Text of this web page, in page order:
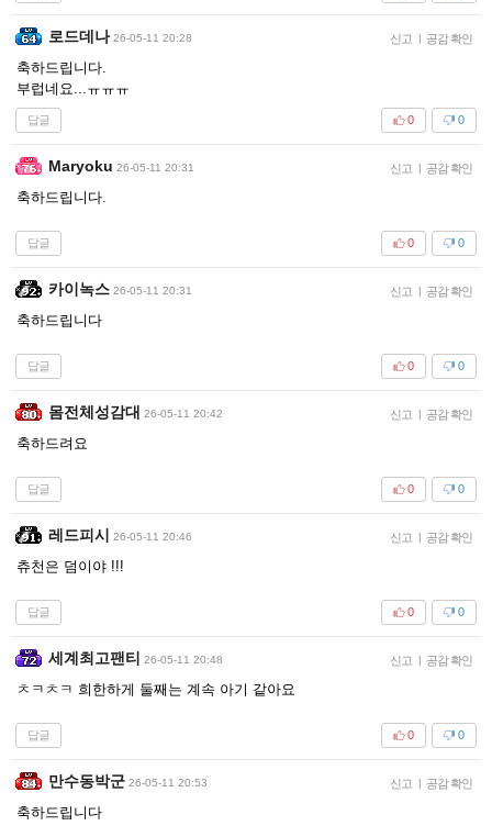
로드데나 26-05-11 20:28 신고 | 공감 확인
축하드립니다.
부럽네요...ㅠㅠㅠ
답글 0
0
Maryoku 26-05-11 20:31 신고 | 공감 확인
축하드립니다.
답글 0
0
카이녹스 26-05-11 20:31 신고 | 공감 확인
축하드립니다
답글 0
0
몸전체성감대 26-05-11 20:42 신고 | 공감 확인
축하드려요
답글 0
0
레드피시 26-05-11 20:46 신고 | 공감 확인
츄천은 덤이야 !!!
답글 0
0
세계최고팬티 26-05-11 20:48 신고 | 공감 확인
ㅊㅋㅊㅋ 희한하게 둘째는 계속 아기 같아요
답글 0
0
만수동박군 26-05-11 20:53 신고 | 공감 확인
축하드립니다